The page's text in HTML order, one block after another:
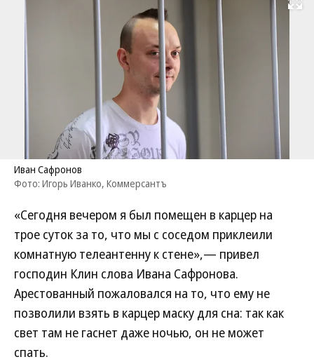
Развернуть
Иван Сафронов
Фото: Игорь Иванко, Коммерсантъ
«Сегодня вечером я был помещен в карцер на
трое суток за то, что мы с соседом приклеили
комнатную телеантенну к стене»,— привел
господин Клин слова Ивана Сафронова.
Арестованный пожаловался на то, что ему не
позволили взять в карцер маску для сна: так как
свет там не гаснет даже ночью, он не может
спать.